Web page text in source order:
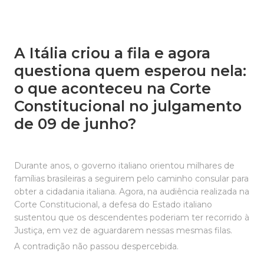
A Itália criou a fila e agora
questiona quem esperou nela:
o que aconteceu na Corte
Constitucional no julgamento
de 09 de junho?
Durante anos, o governo italiano orientou milhares de
famílias brasileiras a seguirem pelo caminho consular para
obter a cidadania italiana. Agora, na audiência realizada na
Corte Constitucional, a defesa do Estado italiano
sustentou que os descendentes poderiam ter recorrido à
Justiça, em vez de aguardarem nessas mesmas filas.
A contradição não passou despercebida.